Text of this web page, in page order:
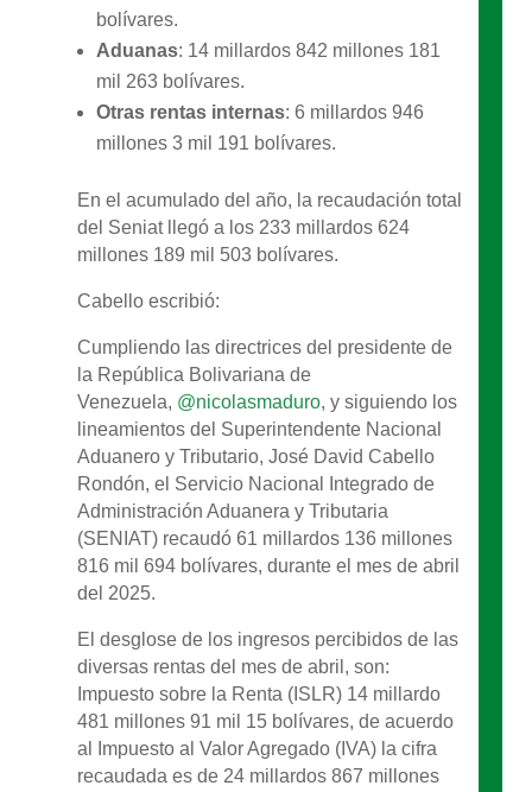
bolívares.
Aduanas: 14 millardos 842 millones 181
mil 263 bolívares.
Otras rentas internas: 6 millardos 946
millones 3 mil 191 bolívares.
En el acumulado del año, la recaudación total
del Seniat llegó a los 233 millardos 624
millones 189 mil 503 bolívares.
Cabello escribió:
Cumpliendo las directrices del presidente de
la República Bolivariana de
Venezuela, @nicolasmaduro, y siguiendo los
lineamientos del Superintendente Nacional
Aduanero y Tributario, José David Cabello
Rondón, el Servicio Nacional Integrado de
Administración Aduanera y Tributaria
(SENIAT) recaudó 61 millardos 136 millones
816 mil 694 bolívares, durante el mes de abril
del 2025.
El desglose de los ingresos percibidos de las
diversas rentas del mes de abril, son:
Impuesto sobre la Renta (ISLR) 14 millardo
481 millones 91 mil 15 bolívares, de acuerdo
al Impuesto al Valor Agregado (IVA) la cifra
recaudada es de 24 millardos 867 millones